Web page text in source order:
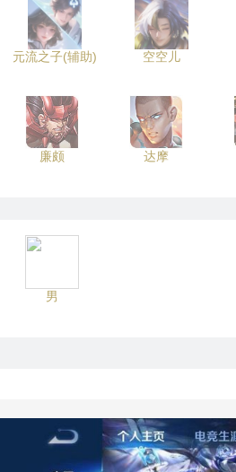
元流之子(辅助) 空空儿
廉颇 达摩
男